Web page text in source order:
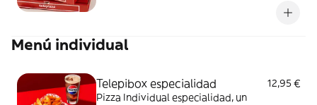
Menú individual
Telepibox especialidad
12,95 €
Pizza Individual especialidad, un